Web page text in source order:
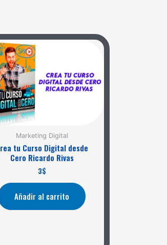
Marketing Digital
tu Curso Digital desde
Cero Ricardo Rivas
3$
Añadir al carrito